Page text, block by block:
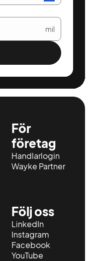
mil
För
företag
Handlarlogin
Wayke Partner
Följ oss
LinkedIn
Instagram
Facebook
YouTube